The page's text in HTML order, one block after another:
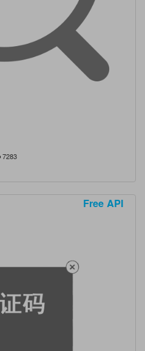
7283
Free API